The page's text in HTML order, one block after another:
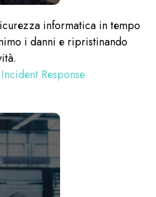
informatica in tempo
i danni e ripristinando
Response